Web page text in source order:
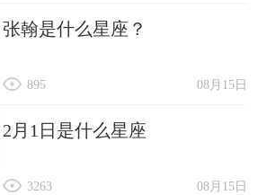
张翰是什么星座？
08月15日
895
2月1日是什么星座
08月15日
3263